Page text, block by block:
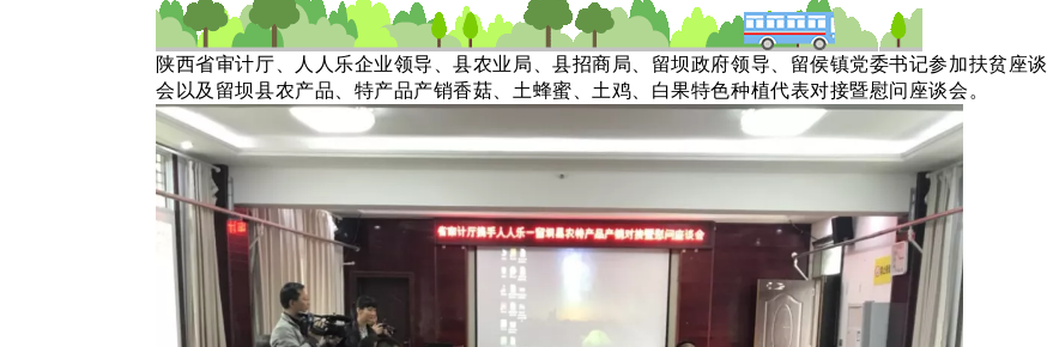
陕西省审计厅、人人乐企业领导、县农业局、县招商局、留坝政府领导、留侯镇党委书记参加扶贫座谈
会以及留坝县农产品、特产品产销香菇、土蜂蜜、土鸡、白果特色种植代表对接暨慰问座谈会。